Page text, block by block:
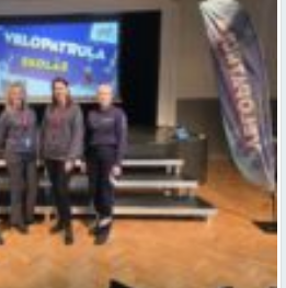
Viestura vidusskolu